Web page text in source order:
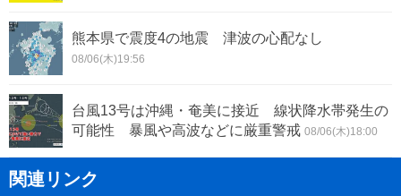
熊本県で震度4の地震 津波の心配なし
08/06(木)19:56
台風13号は沖縄・奄美に接近 線状降水帯発生の
可能性 暴風や高波などに厳重警戒 08/06(木)18:00
関連リンク